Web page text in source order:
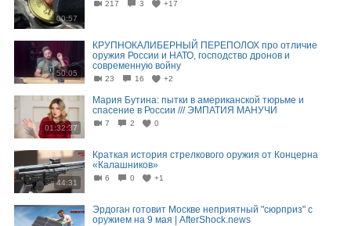
00:57
217 3 +17
50:05
КРУПНОКАЛИБЕРНЫЙ ПЕРЕПОЛОХ про отличие
оружия России и НАТО, господство дронов и
современную войну
23 16 +2
01:32:37
Мария Бутина: пытки в американской тюрьме и
спасение в России /// ЭМПАТИЯ МАНУЧИ
7 2 0
44:31
Краткая история стрелкового оружия от Концерна
«Калашников»
6 0 +1
Эрдоган готовит Москве неприятный "сюрприз" с
оружием на 9 мая | AfterShock.news